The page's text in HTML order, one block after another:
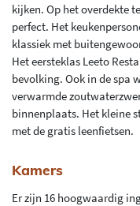
kijken. Op het overdekte
perfect. Het
klassiek met
Het eersteklas Leeto
bevolking. Ook in de spa
verwarmde
binnenplaats. Het kleine
met de gratis leenfietsen.
Kamers
Er zijn 16 hoogwaardig